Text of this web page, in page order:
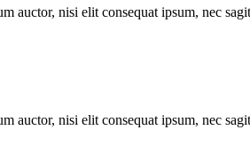
auctor, nisi elit consequat ipsum, nec
auctor, nisi elit consequat ipsum, nec